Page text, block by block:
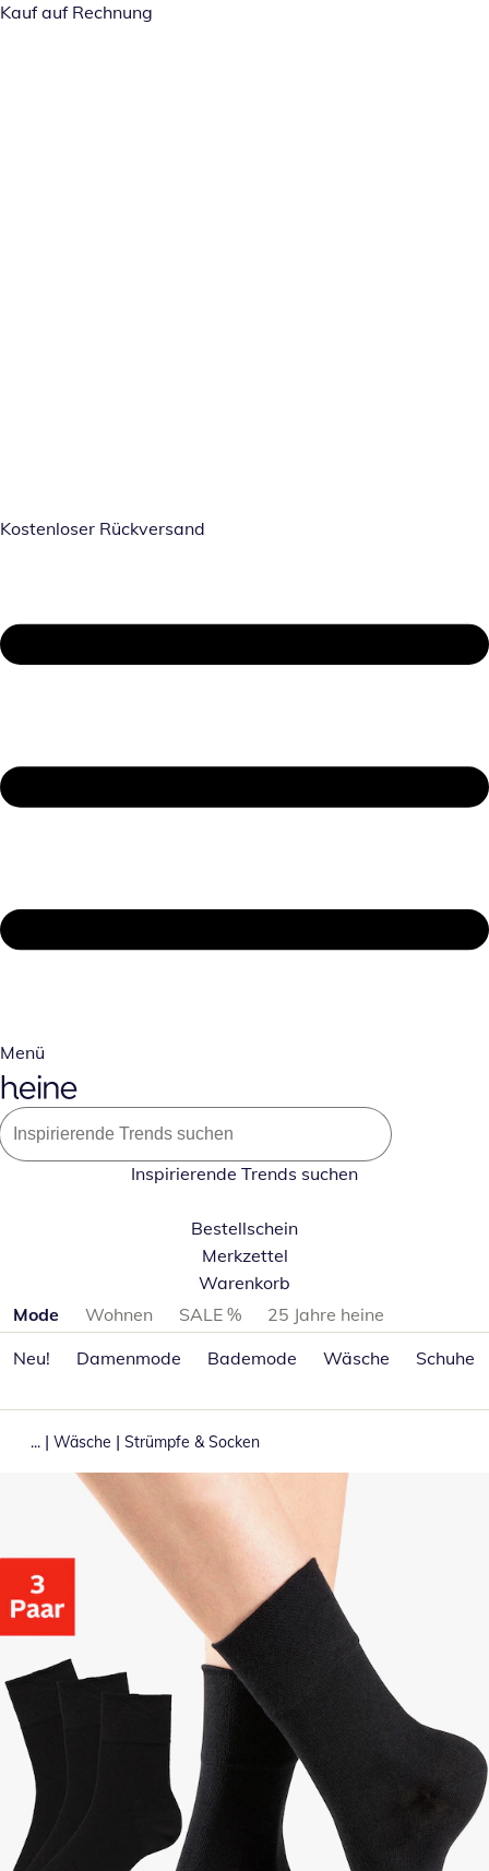
Kauf auf Rechnung
Kostenloser Rückversand
Menü
Inspirierende Trends suchen
Bestellschein
Merkzettel
Warenkorb
Produktkategorien überspringen
Mode Wohnen SALE %
25 Jahre heine
Neu!
Damenmode Bademode Wäsche Schuhe
... | Wäsche | Strümpfe & Socken